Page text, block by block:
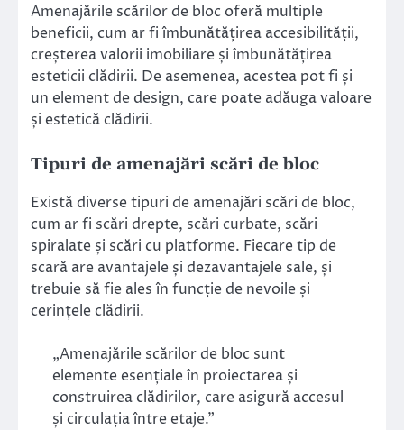
Amenajările scărilor de bloc oferă multiple
beneficii, cum ar fi îmbunătățirea accesibilității,
creșterea valorii imobiliare și îmbunătățirea
esteticii clădirii. De asemenea, acestea pot fi și
un element de design, care poate adăuga valoare
și estetică clădirii.
Tipuri de amenajări scări de bloc
Există diverse tipuri de amenajări scări de bloc,
cum ar fi scări drepte, scări curbate, scări
spiralate și scări cu platforme. Fiecare tip de
scară are avantajele și dezavantajele sale, și
trebuie să fie ales în funcție de nevoile și
cerințele clădirii.
„Amenajările scărilor de bloc sunt
elemente esențiale în proiectarea și
construirea clădirilor, care asigură accesul
și circulația între etaje.”